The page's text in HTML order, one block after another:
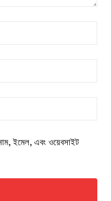
ইমেল, এবং ওয়েবসাইট